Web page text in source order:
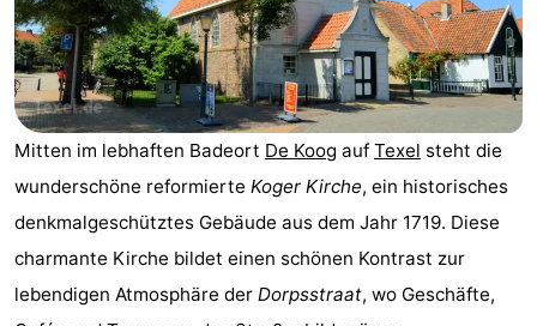
Burg
Den
Hoorn
-
De
Cocksdorp
-
De
-
De
-
Oosterend
Mitten im lebhaften Badeort De Koog auf Texel steht die
wunderschöne reformierte Koger Kirche, ein historisches
denkmalgeschütztes Gebäude aus dem Jahr 1719. Diese
charmante Kirche bildet einen schönen Kontrast zur
lebendigen Atmosphäre der Dorpsstraat, wo Geschäfte,